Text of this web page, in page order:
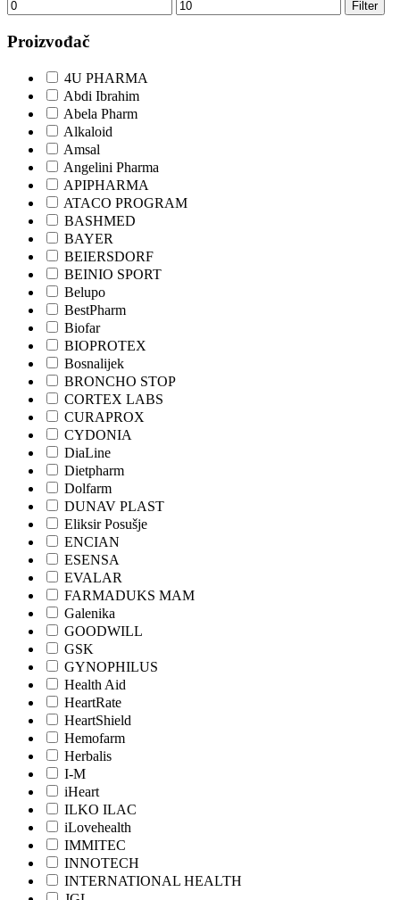
Minimalna
cijena
Maksimalna
cijena
Filter
Proizvođač
4U PHARMA
Abdi Ibrahim
Abela Pharm
Alkaloid
Amsal
Angelini Pharma
APIPHARMA
ATACO PROGRAM
BASHMED
BAYER
BEIERSDORF
BEINIO SPORT
Belupo
BestPharm
Biofar
BIOPROTEX
Bosnalijek
BRONCHO STOP
CORTEX LABS
CURAPROX
CYDONIA
DiaLine
Dietpharm
Dolfarm
DUNAV PLAST
Eliksir Posušje
ENCIAN
ESENSA
EVALAR
FARMADUKS MAM
Galenika
GOODWILL
GSK
GYNOPHILUS
Health Aid
HeartRate
HeartShield
Hemofarm
Herbalis
I-M
iHeart
ILKO ILAC
iLovehealth
IMMITEC
INNOTECH
INTERNATIONAL HEALTH